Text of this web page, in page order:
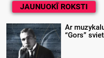
JAUNUOKĪ ROKSTI
Ar
“Gors”